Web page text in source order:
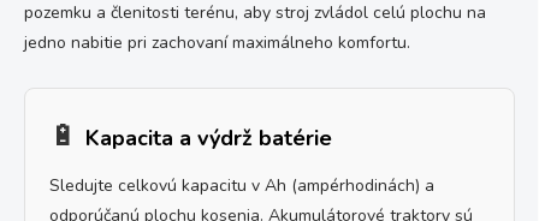
pozemku a členitosti terénu, aby stroj zvládol celú plochu na
jedno nabitie pri zachovaní maximálneho komfortu.
🔋 Kapacita a výdrž batérie
Sledujte celkovú kapacitu v Ah (ampérhodinách) a
odporúčanú plochu kosenia. Akumulátorové traktory sú